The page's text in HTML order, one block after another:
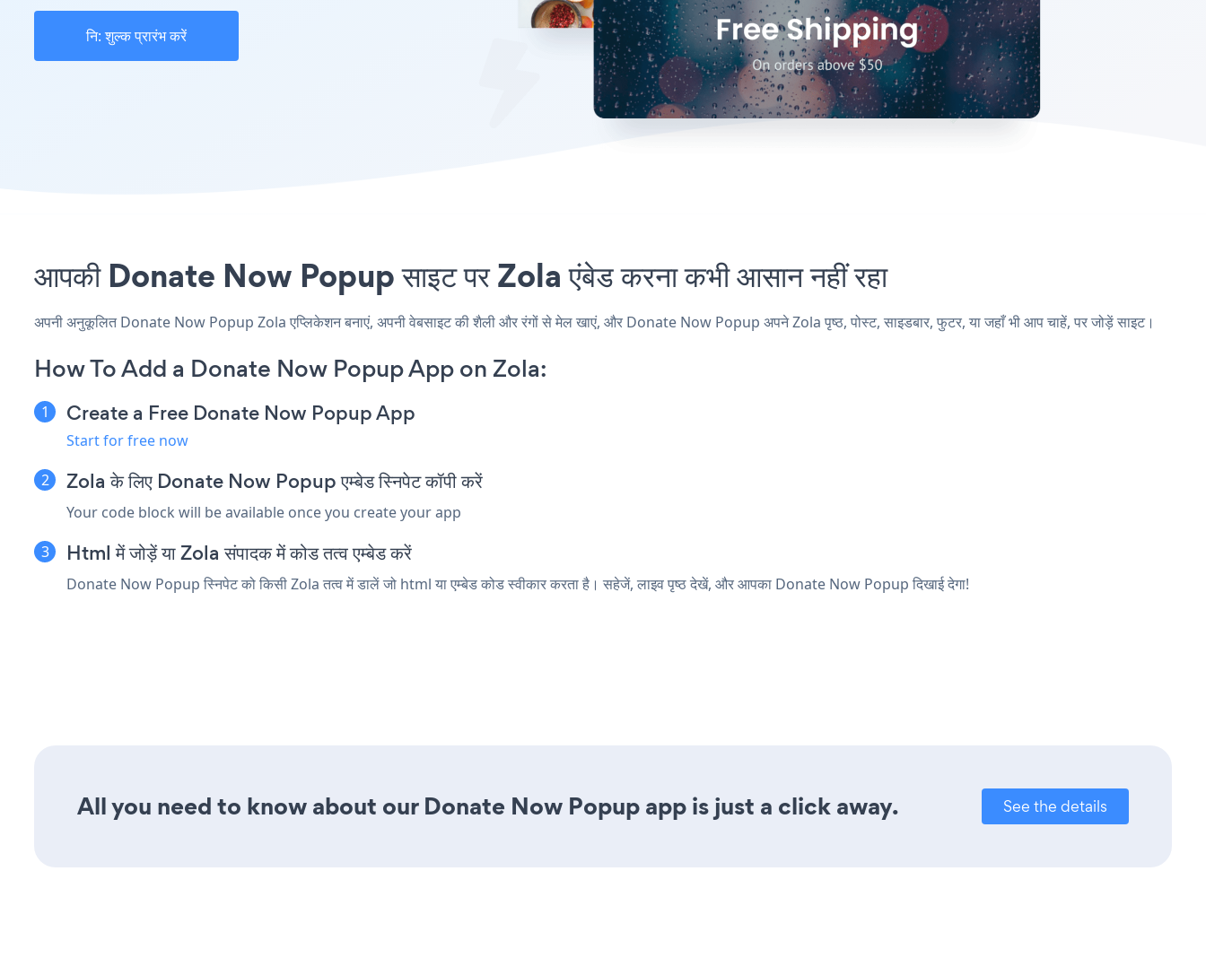
नि: शुल्क प्रारंभ करें
आपकी Donate Now Popup साइट पर Zola एंबेड करना कभी आसान नहीं रहा
अपनी अनुकूलित Donate Now Popup Zola एप्लिकेशन बनाएं, अपनी वेबसाइट की शैली और रंगों से मेल खाएं, और Donate Now Popup अपने Zola पृष्ठ, पोस्ट, साइडबार, फुटर, या जहाँ भी आप चाहें, पर जोड़ें साइट।
How To Add a Donate Now Popup App on Zola:
Create a Free Donate Now Popup App
Start for free now
Zola के लिए Donate Now Popup एम्बेड स्निपेट कॉपी करें
Your code block will be available once you create your app
Html में जोड़ें या Zola संपादक में कोड तत्व एम्बेड करें
Donate Now Popup स्निपेट को किसी Zola तत्व में डालें जो html या एम्बेड कोड स्वीकार करता है। सहेजें, लाइव पृष्ठ देखें, और आपका Donate Now Popup दिखाई देगा!
All you need to know about our Donate Now Popup app is just a click away. See the details